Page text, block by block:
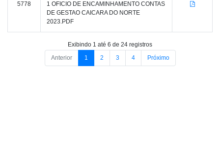
5778
1 OFICIO DE ENCAMINHAMENTO CONTAS
DE GESTAO CAICARA DO NORTE
2023.PDF
Exibindo 1 até 6 de 24 registros
Anterior
1 2 3 4 Próximo